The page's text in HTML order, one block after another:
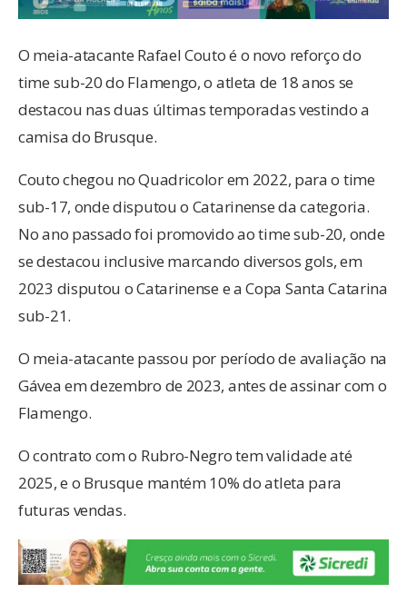
O meia-atacante Rafael Couto é o novo reforço do
time sub-20 do Flamengo, o atleta de 18 anos se
destacou nas duas últimas temporadas vestindo a
camisa do Brusque.
Couto chegou no Quadricolor em 2022, para o time
sub-17, onde disputou o Catarinense da categoria.
No ano passado foi promovido ao time sub-20, onde
se destacou inclusive marcando diversos gols, em
2023 disputou o Catarinense e a Copa Santa Catarina
sub-21.
O meia-atacante passou por período de avaliação na
Gávea em dezembro de 2023, antes de assinar com o
Flamengo.
O contrato com o Rubro-Negro tem validade até
2025, e o Brusque mantém 10% do atleta para
futuras vendas.